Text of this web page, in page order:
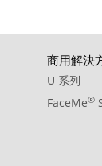
商用解決
U 系列
FaceMe®